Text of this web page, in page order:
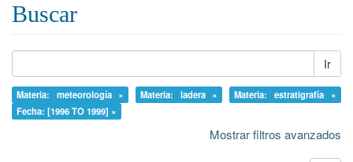
Buscar
Ir
Materia: meteorología × Materia: ladera ×
Materia: estratigrafía ×
Fecha: [1996 TO 1999] ×
Mostrar filtros avanzados